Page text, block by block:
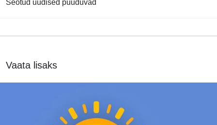
Seotud uudised puuduvad
Vaata lisaks